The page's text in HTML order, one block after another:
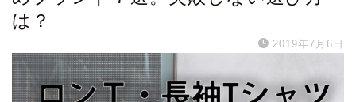
は？
2019年7月6日